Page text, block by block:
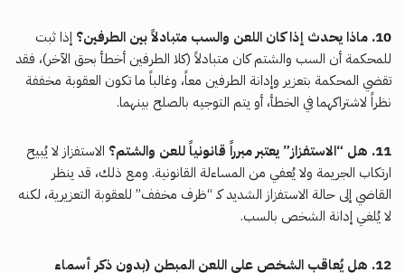
10. ماذا يحدث إذا كان اللعن والسب متبادلاً بين الطرفين؟
إذا ثبت
للمحكمة أن السب والشتم كان متبادلاً (كلا الطرفين أخطأ بحق الآخر)، فقد
تقضي المحكمة بتعزير وإدانة الطرفين معاً، وغالباً ما تكون العقوبة مخففة
نظراً لاشتراكهما في الخطأ، أو يتم التوجيه بالصلح بينهما.
11. هل “الاستفزاز” يعتبر مبرراً قانونياً للعن والشتم؟
الاستفزاز لا يُبيح
ارتكاب الجريمة ولا يُعفي من المساءلة القانونية. ومع ذلك، قد ينظر
القاضي إلى حالة الاستفزاز الشديد كـ “ظرف مخفف” للعقوبة التعزيرية، لكنه
لا يُلغي إدانة الشخص بالسب.
12. هل يُعاقب الشخص على اللعن المبطن (بدون ذكر أسماء